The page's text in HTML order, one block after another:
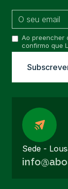
Ao preencher
confirmo que
Sede -